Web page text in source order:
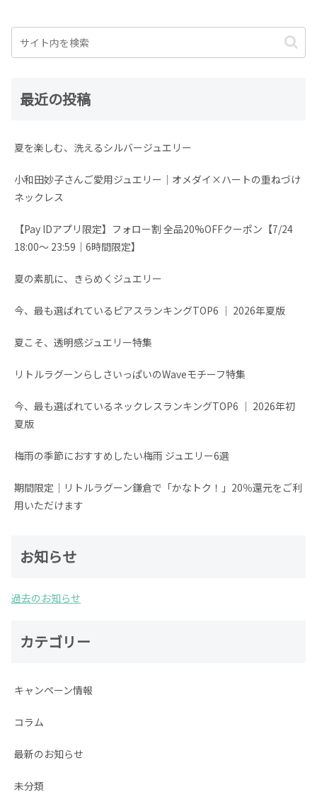
最近の投稿
夏を楽しむ、洗えるシルバージュエリー
小和田妙子さんご愛用ジュエリー｜オメダイ×ハートの重ねづけ
ネックレス
【Pay IDアプリ限定】フォロー割 全品20%OFFクーポン【7/24
18:00～ 23:59│6時間限定】
夏の素肌に、きらめくジュエリー
今、最も選ばれているピアスランキングTOP6 │ 2026年夏版
夏こそ、透明感ジュエリー特集
リトルラグーンらしさいっぱいのWaveモチーフ特集
今、最も選ばれているネックレスランキングTOP6 │ 2026年初
夏版
梅雨の季節におすすめしたい梅雨 ジュエリー6選
期間限定│リトルラグーン鎌倉で「かなトク！」20％還元をご利
用いただけます
お知らせ
過去のお知らせ
カテゴリー
キャンペーン情報
コラム
最新のお知らせ
未分類